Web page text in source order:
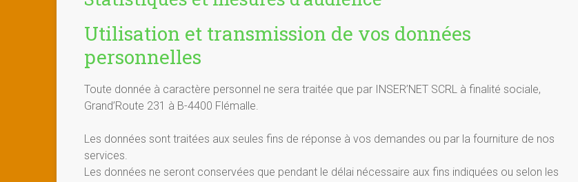
Utilisation et transmission de vos données
personnelles
Toute donnée à caractère personnel ne sera traitée que par INSER’NET SCRL à finalité sociale,
Grand’Route 231 à B-4400 Flémalle.
Les données sont traitées aux seules fins de réponse à vos demandes ou par la fourniture de nos
services.
Les données ne seront conservées que pendant le délai nécessaire aux fins indiquées ou selon les